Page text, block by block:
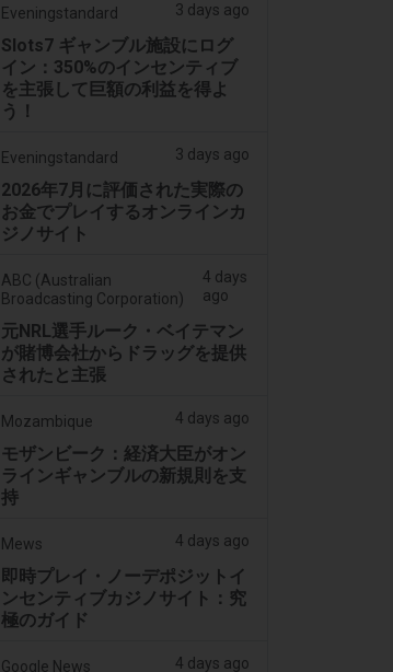
Eveningstandard 3 days ago
Slots7 ギャンブル施設にログ
イン：350%のインセンティブ
を主張して巨額の利益を得よ
う！
Eveningstandard 3 days ago
2026年7月に評価された実際の
お金でプレイするオンラインカ
ジノサイト
ABC (Australian
Broadcasting Corporation)
4 days
ago
元NRL選手ルーク・ベイテマン
が賭博会社からドラッグを提供
されたと主張
Mozambique 4 days ago
モザンビーク：経済大臣がオン
ラインギャンブルの新規則を支
持
Mews 4 days ago
即時プレイ・ノーデポジットイ
ンセンティブカジノサイト：究
極のガイド
Google News 4 days ago